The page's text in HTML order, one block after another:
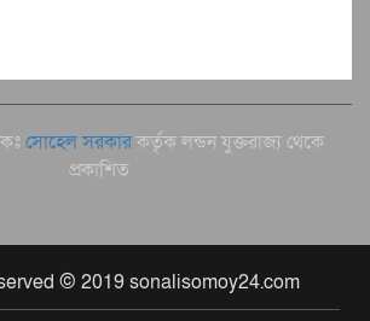
সোহেল সরকারকর্তৃক লন্ডন যুক্তরাজ্য থেকে
প্রকাশিত
© 2019 sonalisomoy24.com